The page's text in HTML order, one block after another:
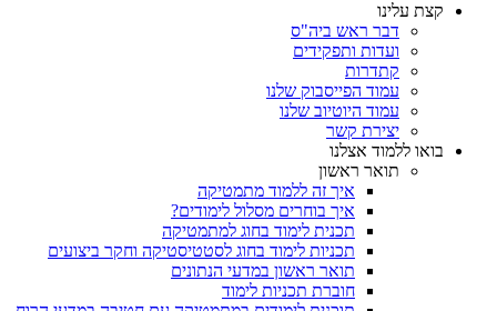
קצת עלינו
דבר ראש ביה"ס
ועדות ותפקידים
קתדרות
עמוד הפייסבוק שלנו
עמוד היוטיוב שלנו
יצירת קשר
בואו ללמוד אצלנו
תואר ראשון
איך זה ללמוד מתמטיקה
איך בוחרים מסלול לימודים?
תכנית לימוד בחוג למתמטיקה
תכניות לימוד בחוג לסטטיסטיקה וחקר ביצועים
תואר ראשון במדעי הנתונים
חוברת תכניות לימוד